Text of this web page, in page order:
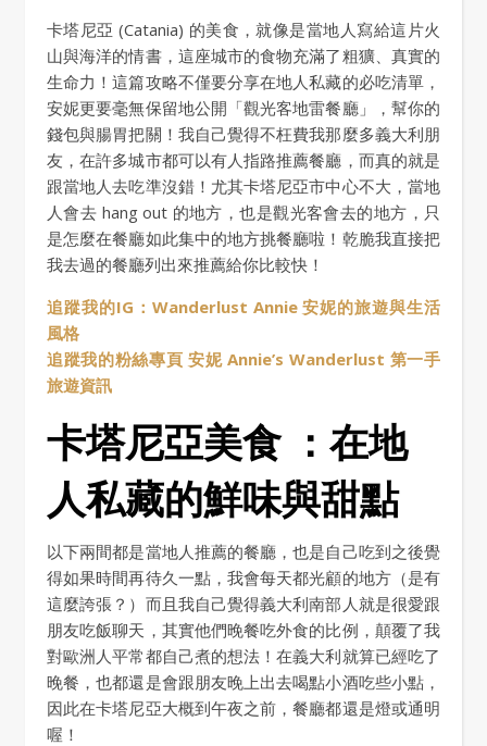
卡塔尼亞 (Catania) 的美食，就像是當地人寫給這片火
山與海洋的情書，這座城市的食物充滿了粗獷、真實的
生命力！這篇攻略不僅要分享在地人私藏的必吃清單，
安妮更要毫無保留地公開「觀光客地雷餐廳」，幫你的
錢包與腸胃把關！我自己覺得不枉費我那麼多義大利朋
友，在許多城市都可以有人指路推薦餐廳，而真的就是
跟當地人去吃準沒錯！尤其卡塔尼亞市中心不大，當地
人會去 hang out 的地方，也是觀光客會去的地方，只
是怎麼在餐廳如此集中的地方挑餐廳啦！乾脆我直接把
我去過的餐廳列出來推薦給你比較快！
追蹤我的IG：Wanderlust Annie 安妮的旅遊與生活
風格
追蹤我的粉絲專頁 安妮 Annie’s Wanderlust 第一手
旅遊資訊
卡塔尼亞美食 ：在地
人私藏的鮮味與甜點
以下兩間都是當地人推薦的餐廳，也是自己吃到之後覺
得如果時間再待久一點，我會每天都光顧的地方（是有
這麼誇張？）而且我自己覺得義大利南部人就是很愛跟
朋友吃飯聊天，其實他們晚餐吃外食的比例，顛覆了我
對歐洲人平常都自己煮的想法！在義大利就算已經吃了
晚餐，也都還是會跟朋友晚上出去喝點小酒吃些小點，
因此在卡塔尼亞大概到午夜之前，餐廳都還是燈或通明
喔！